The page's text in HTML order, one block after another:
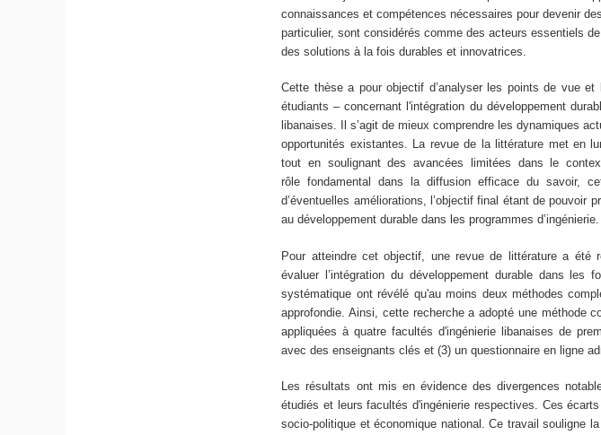
connaissances et compétences nécessaires pour devenir
particulier, sont considérés comme des acteurs essentiels
des solutions à la fois durables et innovatrices.
Cette thèse a pour objectif d’analyser les points de vue
étudiants – concernant l'intégration du développement
libanaises. Il s’agit de mieux comprendre les dynamiques
opportunités existantes. La revue de la littérature met en
tout en soulignant des avancées limitées dans le
rôle fondamental dans la diffusion efficace du savoir,
d’éventuelles améliorations, l’objectif final étant de pouvoir
au développement durable dans les programmes d’ingénierie.
Pour atteindre cet objectif, une revue de littérature a été
évaluer l’intégration du développement durable dans les
systématique ont révélé qu'au moins deux méthodes
approfondie. Ainsi, cette recherche a adopté une méthode
appliquées à quatre facultés d'ingénierie libanaises de
avec des enseignants clés et (3) un questionnaire en ligne
Les résultats ont mis en évidence des divergences
étudiés et leurs facultés d'ingénierie respectives. Ces
socio-politique et économique national. Ce travail souligne